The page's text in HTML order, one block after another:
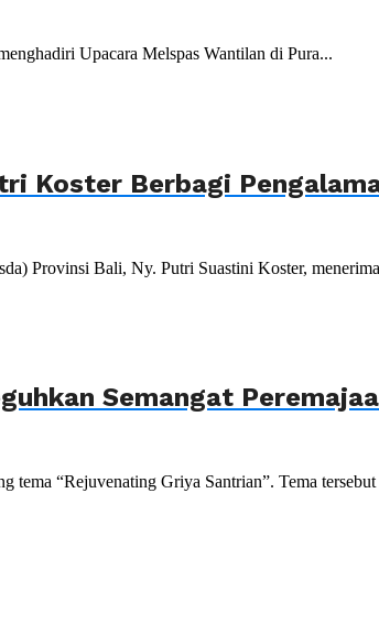
Upacara Melspas Wantilan di Pura...
Koster Berbagi
Provinsi Bali, Ny. Putri Suastini Koster,
Semangat
tema “Rejuvenating Griya Santrian”. Tema